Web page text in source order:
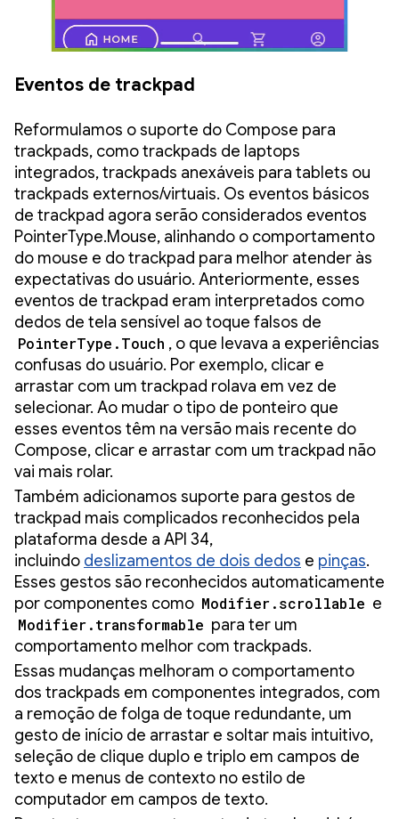
Eventos de trackpad
Reformulamos o suporte do Compose para
trackpads, como trackpads de laptops
integrados, trackpads anexáveis para tablets ou
trackpads externos/virtuais. Os eventos básicos
de trackpad agora serão considerados eventos
PointerType.Mouse, alinhando o comportamento
do mouse e do trackpad para melhor atender às
expectativas do usuário. Anteriormente, esses
eventos de trackpad eram interpretados como
dedos de tela sensível ao toque falsos de
PointerType.Touch , o que levava a experiências
confusas do usuário. Por exemplo, clicar e
arrastar com um trackpad rolava em vez de
selecionar. Ao mudar o tipo de ponteiro que
esses eventos têm na versão mais recente do
Compose, clicar e arrastar com um trackpad não
vai mais rolar.
Também adicionamos suporte para gestos de
trackpad mais complicados reconhecidos pela
plataforma desde a API 34,
incluindo deslizamentos de dois dedos e pinças.
Esses gestos são reconhecidos automaticamente
por componentes como Modifier.scrollable e
Modifier.transformable para ter um
comportamento melhor com trackpads.
Essas mudanças melhoram o comportamento
dos trackpads em componentes integrados, com
a remoção de folga de toque redundante, um
gesto de início de arrastar e soltar mais intuitivo,
seleção de clique duplo e triplo em campos de
texto e menus de contexto no estilo de
computador em campos de texto.